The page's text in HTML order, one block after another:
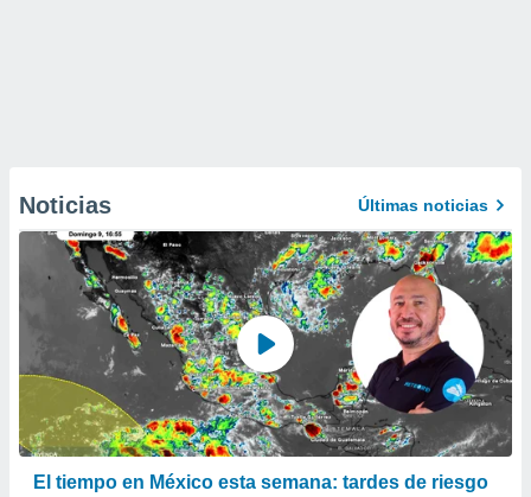
Noticias Últimas noticias
El tiempo en México esta semana: tardes de riesgo